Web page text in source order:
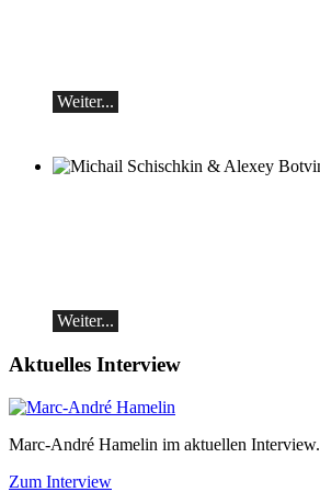
Weiter...
Weiter...
Aktuelles Interview
Marc-André Hamelin im aktuellen Interview.
Zum Interview